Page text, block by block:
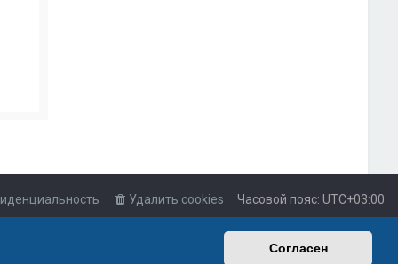
Согласен
Часовой пояс: UTC+03:00
Удалить cookies